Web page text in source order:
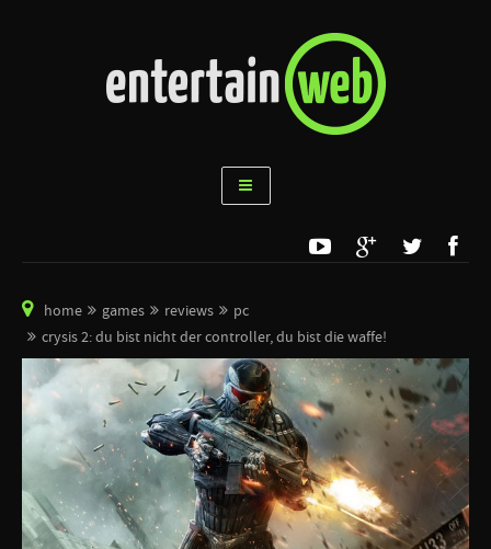
home games reviews
pc
crysis 2: du bist nicht der controller, du bist die waffe!